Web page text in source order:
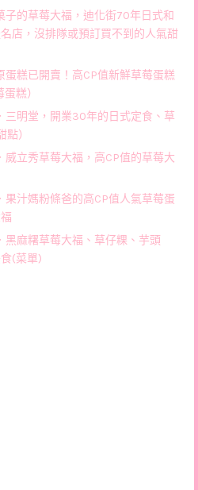
子的草莓大福，迪化街70年日式和
店，沒排隊或預訂買不到的人氣甜
蛋糕已開賣！高CP值新鮮草莓蛋糕
糕）
三明堂，開業30年的日式定食、草
）
威立秀草莓大福，高CP值的草莓大
果汁媽粉條爸的高CP值人氣草莓蛋
黑麻糬草莓大福、草仔粿、芋頭
(菜單)